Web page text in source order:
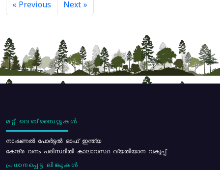
« Previous Next »
മറ്റ് വെബ്സൈറ്റുകൾ
നാഷണൽ പോർട്ടൽ ഓഫ് ഇന്ത്യ
കേന്ദ്ര വനം പരിസ്ഥിതി കാലാവസ്ഥ വ്യതിയാന വകുപ്പ്
പ്രധാനപ്പെട്ട ലിങ്കുകൾ